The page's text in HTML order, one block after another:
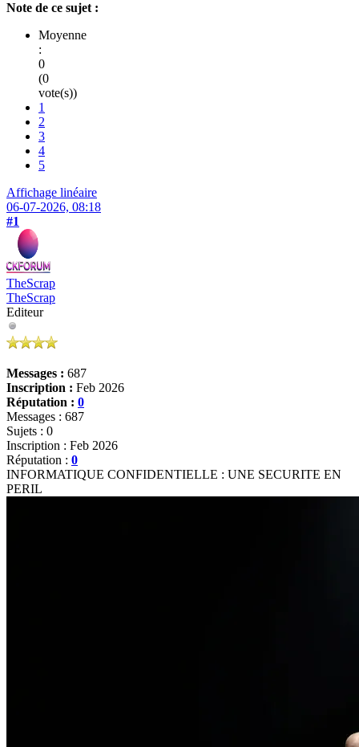
Note de ce sujet :
Moyenne
:
0
(0
vote(s))
1
2
3
4
5
Affichage linéaire
06-07-2026, 08:18
#1
TheScrap
TheScrap
Editeur
Messages : 687
Inscription : Feb 2026
Réputation : 0
Messages : 687
Sujets : 0
Inscription : Feb 2026
Réputation : 0
INFORMATIQUE CONFIDENTIELLE : UNE SECURITE EN
PERIL